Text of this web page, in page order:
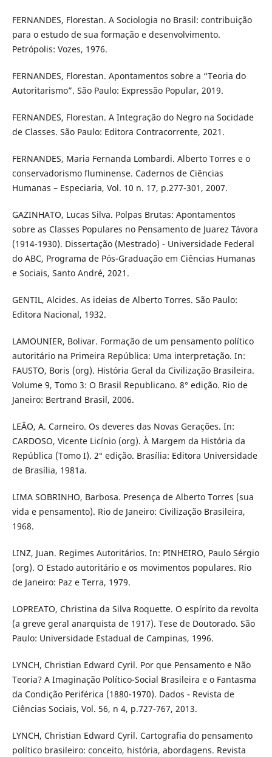
FERNANDES, Florestan. A Sociologia no Brasil: contribuição
para o estudo de sua formação e desenvolvimento.
Petrópolis: Vozes, 1976.
FERNANDES, Florestan. Apontamentos sobre a “Teoria do
Autoritarismo”. São Paulo: Expressão Popular, 2019.
FERNANDES, Florestan. A Integração do Negro na Socidade
de Classes. São Paulo: Editora Contracorrente, 2021.
FERNANDES, Maria Fernanda Lombardi. Alberto Torres e o
conservadorismo fluminense. Cadernos de Ciências
Humanas – Especiaria, Vol. 10 n. 17, p.277-301, 2007.
GAZINHATO, Lucas Silva. Polpas Brutas: Apontamentos
sobre as Classes Populares no Pensamento de Juarez Távora
(1914-1930). Dissertação (Mestrado) - Universidade Federal
do ABC, Programa de Pós-Graduação em Ciências Humanas
e Sociais, Santo André, 2021.
GENTIL, Alcides. As ideias de Alberto Torres. São Paulo:
Editora Nacional, 1932.
LAMOUNIER, Bolivar. Formação de um pensamento político
autoritário na Primeira República: Uma interpretação. In:
FAUSTO, Boris (org). História Geral da Civilização Brasileira.
Volume 9, Tomo 3: O Brasil Republicano. 8° edição. Rio de
Janeiro: Bertrand Brasil, 2006.
LEÂO, A. Carneiro. Os deveres das Novas Gerações. In:
CARDOSO, Vicente Licínio (org). À Margem da História da
República (Tomo I). 2° edição. Brasília: Editora Universidade
de Brasília, 1981a.
LIMA SOBRINHO, Barbosa. Presença de Alberto Torres (sua
vida e pensamento). Rio de Janeiro: Civilização Brasileira,
1968.
LINZ, Juan. Regimes Autoritários. In: PINHEIRO, Paulo Sérgio
(org). O Estado autoritário e os movimentos populares. Rio
de Janeiro: Paz e Terra, 1979.
LOPREATO, Christina da Silva Roquette. O espírito da revolta
(a greve geral anarquista de 1917). Tese de Doutorado. São
Paulo: Universidade Estadual de Campinas, 1996.
LYNCH, Christian Edward Cyril. Por que Pensamento e Não
Teoria? A Imaginação Político-Social Brasileira e o Fantasma
da Condição Periférica (1880-1970). Dados - Revista de
Ciências Sociais, Vol. 56, n 4, p.727-767, 2013.
LYNCH, Christian Edward Cyril. Cartografia do pensamento
político brasileiro: conceito, história, abordagens. Revista